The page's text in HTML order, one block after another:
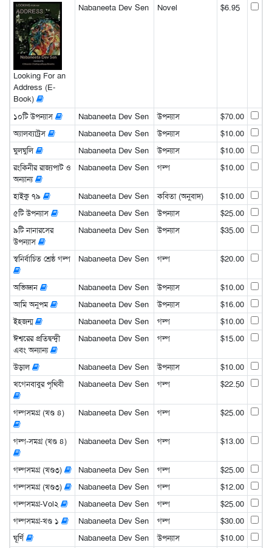
Looking For an
Address (E-
Book)
Nabaneeta Dev Sen Novel $6.95
১০টি উপন্যাস Nabaneeta Dev Sen উপন্যাস
$70.00
অ্যালব্যাট্রস
Nabaneeta Dev Sen উপন্যাস
$10.00
ঘুলঘুলি
Nabaneeta Dev Sen উপন্যাস
$10.00
রংকিনীর রাজ্যপাট ও
অন্যান্য
Nabaneeta Dev Sen গল্প $10.00
হাইকু ৭৯ Nabaneeta Dev Sen কবিতা (অনুবাদ)
$10.00
৫টি উপন্যাস
Nabaneeta Dev Sen উপন্যাস
$25.00
৯টি নানারসের
উপন্যাস
Nabaneeta Dev Sen উপন্যাস $35.00
স্বনির্বাচিত শ্রেষ্ঠ গল্প Nabaneeta Dev Sen গল্প $20.00
অভিজ্ঞান Nabaneeta Dev Sen উপন্যাস
$10.00
আমি অনুপম
Nabaneeta Dev Sen উপন্যাস
$16.00
ইহজন্ম
Nabaneeta Dev Sen গল্প
$10.00
ঈশ্বরের প্রতিদ্বন্দ্বী
এবং অন্যান্য
Nabaneeta Dev Sen গল্প $15.00
উড়াল Nabaneeta Dev Sen উপন্যাস
$10.00
খগেনবাবুর পৃথিবী
Nabaneeta Dev Sen গল্প $22.50
গল্পসমগ্র (খণ্ড ৪) Nabaneeta Dev Sen গল্প $25.00
গল্প-সমগ্র (খণ্ড ৪) Nabaneeta Dev Sen গল্প $13.00
গল্পসমগ্র (খণ্ড৩) Nabaneeta Dev Sen গল্প
$25.00
গল্পসমগ্র (খণ্ড৩)
Nabaneeta Dev Sen গল্প
$12.00
গল্পসমগ্র-Vol২
Nabaneeta Dev Sen গল্প
$25.00
গল্পসমগ্র-খণ্ড ১
Nabaneeta Dev Sen গল্প
$30.00
ঘূর্ণি
Nabaneeta Dev Sen উপন্যাস
$10.00